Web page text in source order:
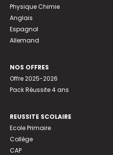
Physique Chimie
Anglais
Espagnol
Allemand
NOS OFFRES
Offre 2025-2026
Pack Réussite 4 ans
REUSSITE SCOLAIRE
Ecole Primaire
Collège
CAP